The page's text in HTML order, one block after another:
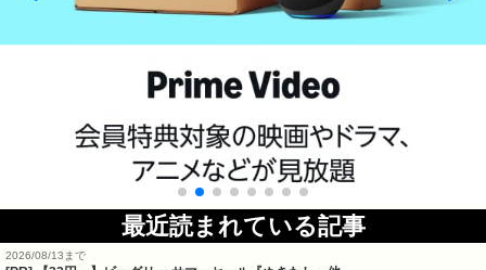
最近読まれている記事
2026/08/13まで